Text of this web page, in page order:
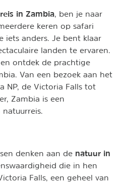
in Zambia , ben je naar
keren op safari
iets anders. Je bent klaar
landen te ervaren.
ontdek de prachtige
Van een bezoek aan het
NP, de Victoria Falls tot
Zambia is een
denken aan de natuur in
die in hen
Falls, een geheel van